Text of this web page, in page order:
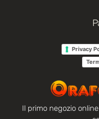
Privacy
Il primo negozio